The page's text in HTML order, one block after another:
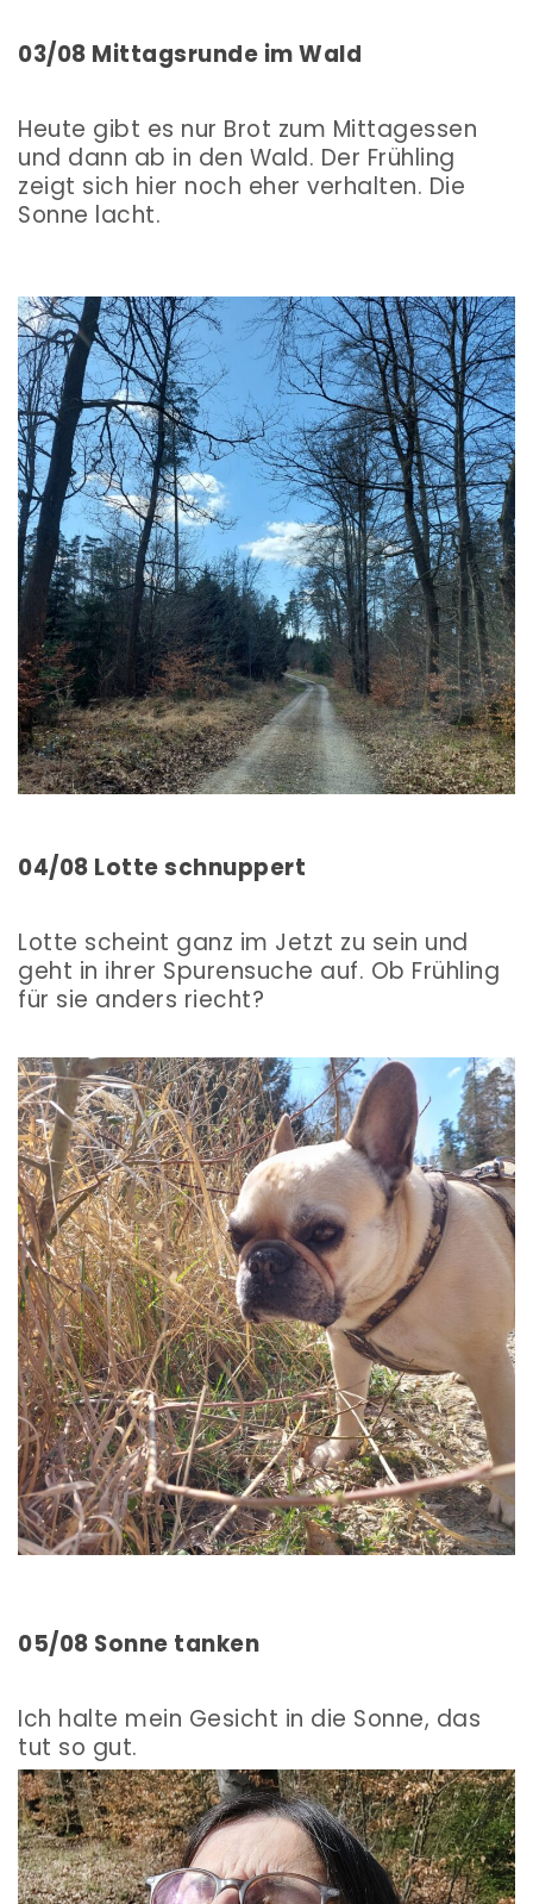
03/08 Mittagsrunde im Wald
Heute gibt es nur Brot zum Mittagessen
und dann ab in den Wald. Der Frühling
zeigt sich hier noch eher verhalten. Die
Sonne lacht.
04/08 Lotte schnuppert
Lotte scheint ganz im Jetzt zu sein und
geht in ihrer Spurensuche auf. Ob Frühling
für sie anders riecht?
05/08 Sonne tanken
Ich halte mein Gesicht in die Sonne, das
tut so gut.